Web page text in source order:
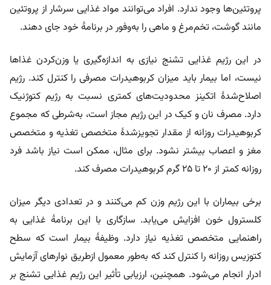
پروتئین‌ها وجود ندارد. افراد می‌توانند مواد غذایی سرشار از پروتئین
مانند گوشت، تخم‌مرغ و ماهی را به‌وفور در برنامۀ خود جای دهند.
در این رژیم غذایی تشنج نیازی به اندازه‌گیری یا وزن‌کردن غذاها
نیست، اما بیمار باید میزان کربوهیدرات مصرفی را کنترل کند. رژیم
اصلاح‌شدۀ اتکینز محدودیت‌های کمتری نسبت به رژیم کتوژنیک
دارد. مصرف نان و کیک در این رژیم مجاز است، به‌شرطی که مجموع
کربوهیدرات روزانه از مقدار تجویزشدۀ متخصص تغذیه و متخصص
مغز و اعصاب بیشتر نشود. برای مثال، ممکن است نیاز باشد فرد
روزانه کمتر از ۲۰ تا ۲۵ گرم کربوهیدرات مصرف کند.
برخی بیماران با این رژیم وزن کم می‌کنند و در تعدادی دیگر میزان
کلسترول خون افزایش می‌یابد. سازگاری با این برنامۀ غذایی به
راهنمایی متخصص تغذیه نیاز دارد. وظیفۀ بیمار است که سطح
کتوزیس روزانه را کنترل کند که به‌طور معمول ازطریق نوارهای آزمایش
ادرار انجام می‌شود. همچنین، ارزیابی تأثیر این رژیم غذایی تشنج بر